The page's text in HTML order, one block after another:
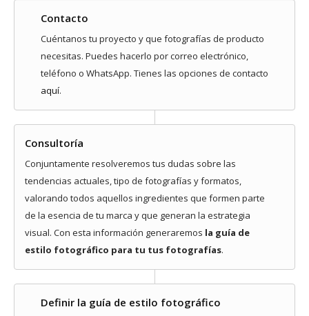
Contacto
Cuéntanos tu proyecto y que fotografías de producto
necesitas. Puedes hacerlo por correo electrónico,
teléfono o WhatsApp. Tienes las opciones de contacto
aquí.
Consultoría
Conjuntamente resolveremos tus dudas sobre las
tendencias actuales, tipo de fotografías y formatos,
valorando todos aquellos ingredientes que formen parte
de la esencia de tu marca y que generan la estrategia
visual. Con esta información generaremos la guía de
estilo fotográfico para tu tus fotografías.
Definir la guía de estilo fotográfico